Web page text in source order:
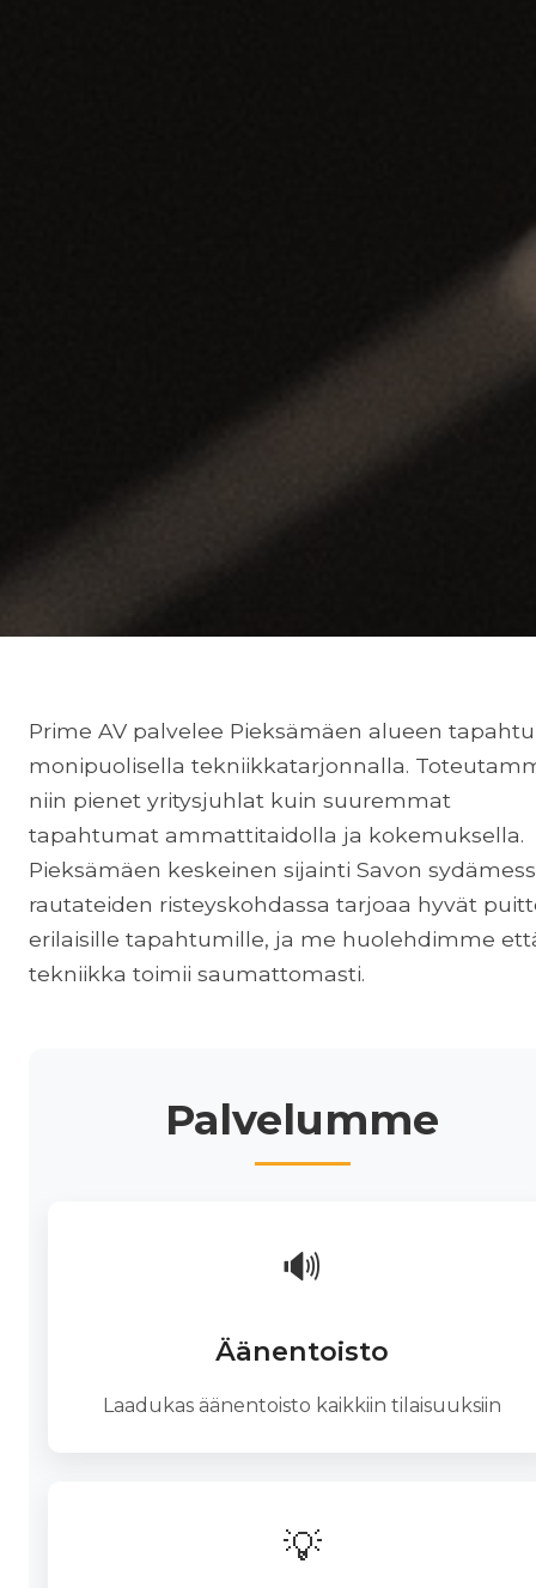
Prime AV palvelee Pieksämäen alueen
monipuolisella tekniikkatarjonnalla.
niin pienet yritysjuhlat kuin suuremmat
tapahtumat ammattitaidolla ja kokemuksella.
Pieksämäen keskeinen sijainti Savon
rautateiden risteyskohdassa tarjoaa hyvät
erilaisille tapahtumille, ja me huolehdimme
tekniikka toimii saumattomasti.
Palvelumme
🔊
Äänentoisto
Laadukas äänentoisto kaikkiin tilaisuuksiin
💡